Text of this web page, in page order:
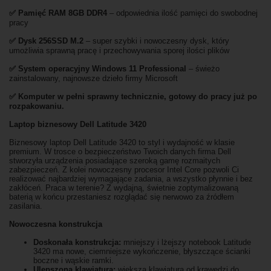
✅ Pamięć RAM 8GB DDR4 – odpowiednia ilość pamięci do swobodnej
pracy
✅ Dysk 256SSD M.2 – super szybki i nowoczesny dysk, który
umożliwia sprawną pracę i przechowywania sporej ilości plików
✅ System operacyjny Windows 11 Professional – świeżo
zainstalowany, najnowsze dzieło firmy Microsoft
✅ Komputer w pełni sprawny technicznie, gotowy do pracy już po
rozpakowaniu.
Laptop biznesowy Dell Latitude 3420
Biznesowy laptop Dell Latitude 3420 to styl i wydajność w klasie
premium. W trosce o bezpieczeństwo Twoich danych firma Dell
stworzyła urządzenia posiadające szeroką gamę rozmaitych
zabezpieczeń. Z kolei nowoczesny procesor Intel Core pozwoli Ci
realizować najbardziej wymagające zadania, a wszystko płynnie i bez
zakłóceń. Praca w terenie? Z wydajną, świetnie zoptymalizowaną
baterią w końcu przestaniesz rozglądać się nerwowo za źródłem
zasilania.
Nowoczesna konstrukcja
Doskonała konstrukcja: mniejszy i lżejszy notebook Latitude
3420 ma nowe, ciemniejsze wykończenie, błyszczące ścianki
boczne i wąskie ramki.